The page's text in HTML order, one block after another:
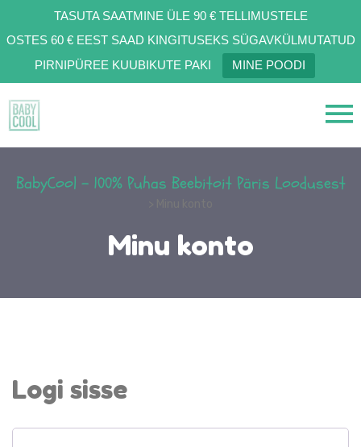
TASUTA SAATMINE ÜLE 90 € TELLIMUSTELE
OSTES 60 € EEST SAAD KINGITUSEKS SÜGAVKÜLMUTATUD
PIRNIPÜREE KUUBIKUTE PAKI
MINE POODI
BabyCool - 100% Puhas Beebitoit Päris Loodusest
Minu konto
Logi sisse